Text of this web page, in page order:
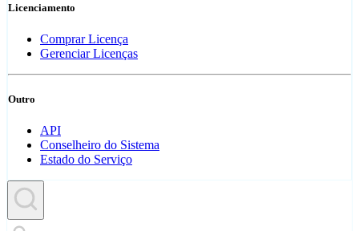
Licenciamento
Comprar Licença
Gerenciar Licenças
Outro
API
Conselheiro do Sistema
Estado do Serviço